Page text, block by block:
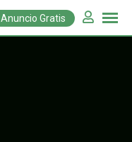
Anuncio Gratis